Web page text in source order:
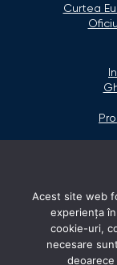
Curtea
Acest site web
experiența
cookie-uri,
necesare